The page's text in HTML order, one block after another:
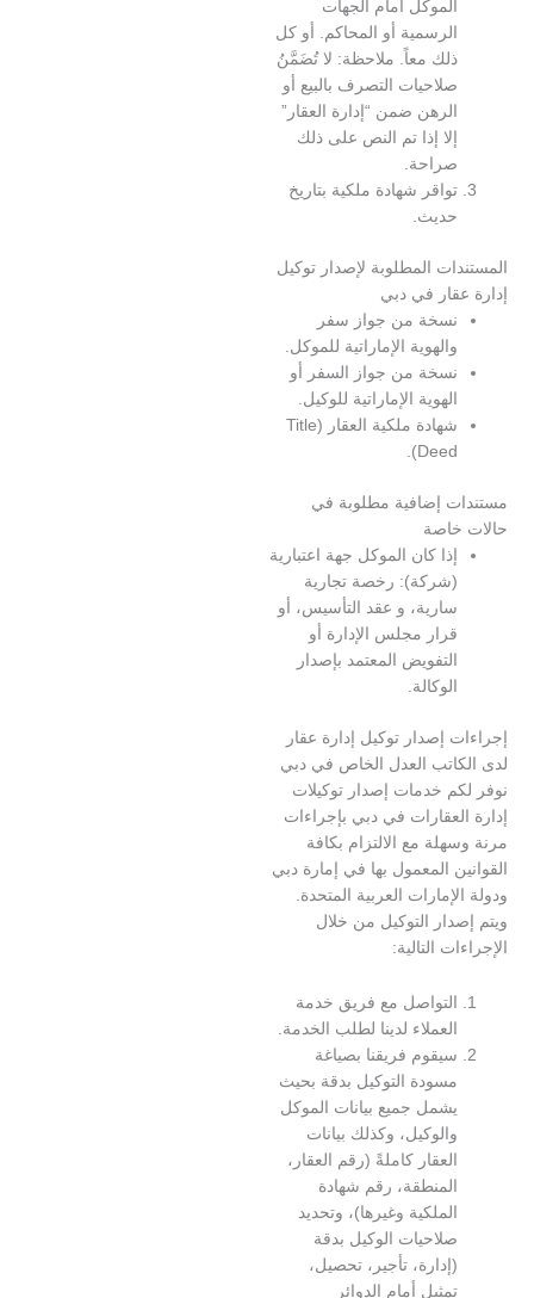
أمام الجهات
أو المحاكم. أو كل
معاً. ملاحظة: لا تُضَمَّنُ
التصرف بالبيع أو
ضمن “إدارة العقار”
إذا تم النص على ذلك
شهادة ملكية بتاريخ
المطلوبة لإصدار توكيل
في دبي
من جواز سفر
الإماراتية للموكل.
من جواز السفر أو
الإماراتية للوكيل.
شهادة ملكية العقار (Title
إضافية مطلوبة في
كان الموكل جهة اعتبارية
رخصة تجارية
و عقد التأسيس، أو
مجلس الإدارة أو
المعتمد بإصدار
إصدار توكيل إدارة عقار
العدل الخاص في دبي
خدمات إصدار توكيلات
في دبي بإجراءات
مع الالتزام بكافة
المعمول بها في إمارة دبي
العربية المتحدة.
التوكيل من خلال
التالية:
مع فريق خدمة
لدينا لطلب الخدمة.
فريقنا بصياغة
التوكيل بدقة بحيث
جميع بيانات الموكل
وكذلك بيانات
كاملةً (رقم العقار،
رقم شهادة
وغيرها)، وتحديد
الوكيل بدقة
تأجير، تحصيل،
أمام الدوائر